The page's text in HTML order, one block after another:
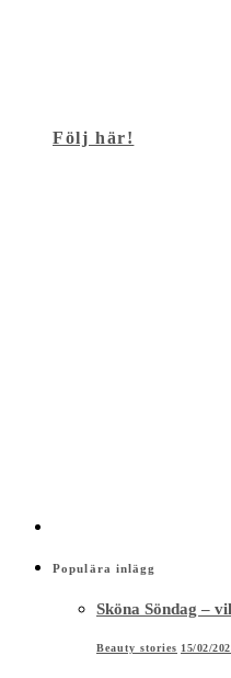
Följ här!
Populära inlägg
Sköna Söndag –
Beauty stories 15/02/